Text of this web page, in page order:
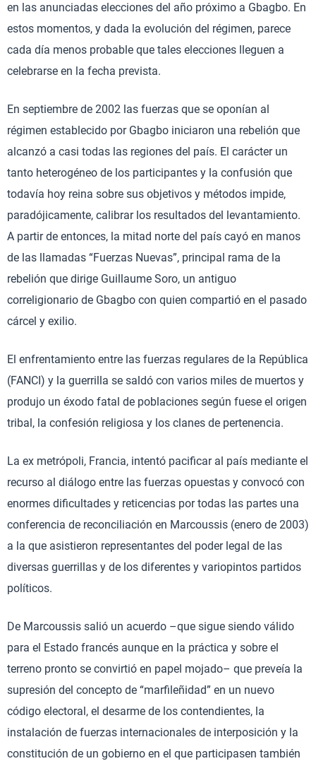
en las anunciadas elecciones del año próximo a Gbagbo. En
estos momentos, y dada la evolución del régimen, parece
cada día menos probable que tales elecciones lleguen a
celebrarse en la fecha prevista.
En septiembre de 2002 las fuerzas que se oponían al
régimen establecido por Gbagbo iniciaron una rebelión que
alcanzó a casi todas las regiones del país. El carácter un
tanto heterogéneo de los participantes y la confusión que
todavía hoy reina sobre sus objetivos y métodos impide,
paradójicamente, calibrar los resultados del levantamiento.
A partir de entonces, la mitad norte del país cayó en manos
de las llamadas “Fuerzas Nuevas”, principal rama de la
rebelión que dirige Guillaume Soro, un antiguo
correligionario de Gbagbo con quien compartió en el pasado
cárcel y exilio.
El enfrentamiento entre las fuerzas regulares de la República
(FANCI) y la guerrilla se saldó con varios miles de muertos y
produjo un éxodo fatal de poblaciones según fuese el origen
tribal, la confesión religiosa y los clanes de pertenencia.
La ex metrópoli, Francia, intentó pacificar al país mediante el
recurso al diálogo entre las fuerzas opuestas y convocó con
enormes dificultades y reticencias por todas las partes una
conferencia de reconciliación en Marcoussis (enero de 2003)
a la que asistieron representantes del poder legal de las
diversas guerrillas y de los diferentes y variopintos partidos
políticos.
De Marcoussis salió un acuerdo –que sigue siendo válido
para el Estado francés aunque en la práctica y sobre el
terreno pronto se convirtió en papel mojado– que preveía la
supresión del concepto de “marfileñidad” en un nuevo
código electoral, el desarme de los contendientes, la
instalación de fuerzas internacionales de interposición y la
constitución de un gobierno en el que participasen también